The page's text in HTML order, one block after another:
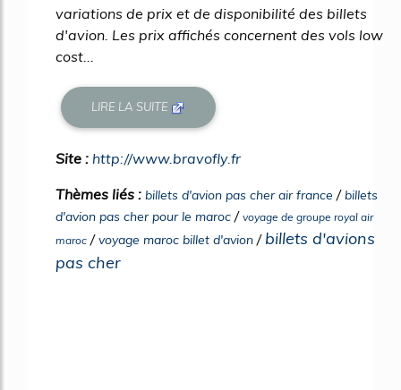
variations de prix et de disponibilité des billets
d'avion. Les prix affichés concernent des vols low
cost...
LIRE LA SUITE
Site : http://www.bravofly.fr
Thèmes liés : billets d'avion pas cher air france /billets
d'avion pas cher pour le maroc / voyage de groupe royal air
maroc /voyage maroc billet d'avion / billets d'avions
pas cher